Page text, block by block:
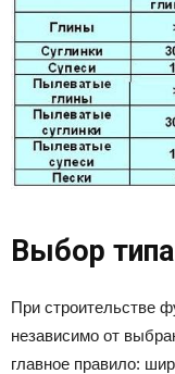
Выбор
При строительстве
независимо от
главное правило: